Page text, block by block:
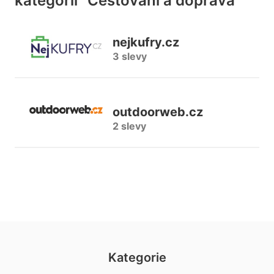
nejkufry.cz
3 slevy
outdoorweb.cz
2 slevy
Kategorie